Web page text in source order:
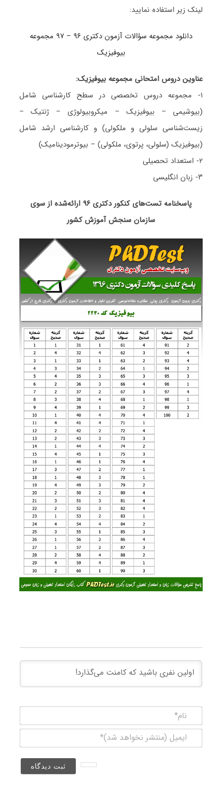
لینک زیر استفاده نمایید:
دانلود مجموعه سؤالات آزمون دکتری ۹۶ – ۹۷ مجموعه
بیوفیزیک
عناوین دروس امتحانی مجموعه بیوفیزیک:
۱- مجموعه دروس تخصصی در سطح کارشناسی شامل
(بیوشیمی – بیوفیزیک – میکروبیولوژی – ژنتیک –
زیست‌شناسی سلولی و ملکولی) و کارشناسی ارشد شامل
(بیوفیزیک (سلولی، پرتوی، ملکولی) – بیوترمودینامیک)
۲- استعداد تحصیلی
۳- زبان انگلیسی
پاسخنامه تست‌های کنکور دکتری ۹۶ ارائه‌شده از سوی
سازمان سنجش آموزش کشور
(منتشر